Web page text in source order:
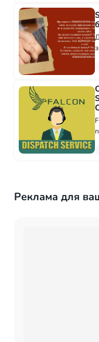
Реклама для